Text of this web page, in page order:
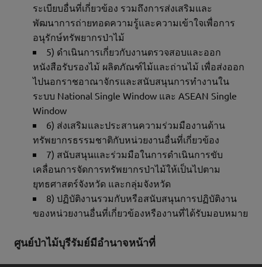
ระเบียบอื่นที่เกี่ยวข้อง รวมถึงการส่งเสริมและ
พัฒนาการถ่ายทอดความรู้และความเข้าใจเพื่อการ
อนุรักษ์ทรัพยากรป่าไม้
5) ดำเนินการเกี่ยวกับงานตรวจสอบและออก
หนังสือรับรองไม้ ผลิตภัณฑ์ไม้และถ่านไม้ เพื่อส่งออก
ไปนอกราชอาณาจักรและสนับสนุนการทำงานใน
ระบบ National Single Window และ ASEAN Single
Window
6) ส่งเสริมและประสานความร่วมมืองานด้าน
ทรัพยากรธรรมชาติกับหน่วยงานอื่นที่เกี่ยวข้อง
7) สนับสนุนและร่วมมือในการดำเนินการขับ
เคลื่อนการจัดการทรัพยากรป่าไม้ให้เป็นไปตาม
ยุทธศาสตร์จังหวัด และกลุ่มจังหวัด
8) ปฏิบัติงานรวมกับหรือสนับสนุนการปฏิบัติงาน
ของหน่วยงานอื่นที่เกี่ยวข้องหรืองานที่ได้รับมอบหมาย
ศูนย์ป่าไม้บุรีรัมย์มีอำนาจหน้าที่